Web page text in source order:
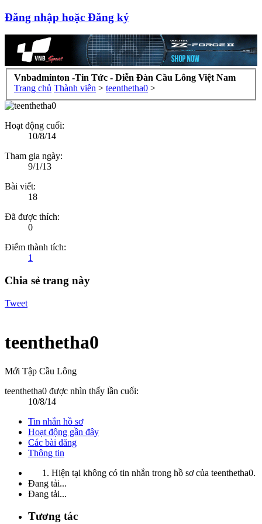
Đăng nhập hoặc Đăng ký
Vnbadminton -Tin Tức - Diễn Đàn Cầu Lông Việt Nam
Trang chủ Thành viên > teenthetha0 >
Hoạt động cuối:
10/8/14
Tham gia ngày:
9/1/13
Bài viết:
18
Đã được thích:
0
Điểm thành tích:
1
Chia sẻ trang này
Tweet
teenthetha0
Mới Tập Cầu Lông
teenthetha0 được nhìn thấy lần cuối:
10/8/14
Tin nhắn hồ sơ
Hoạt động gần đây
Các bài đăng
Thông tin
Hiện tại không có tin nhắn trong hồ sơ của teenthetha0.
Đang tải...
Đang tải...
Tương tác